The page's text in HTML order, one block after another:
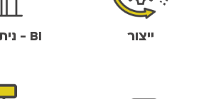
ייצור BI - ניתוח ודו"חות